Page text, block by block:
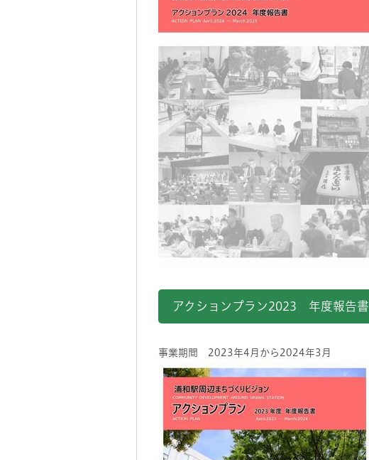
アクションプラン2023 年度報告書
事業期間 2023年4月から2024年3月